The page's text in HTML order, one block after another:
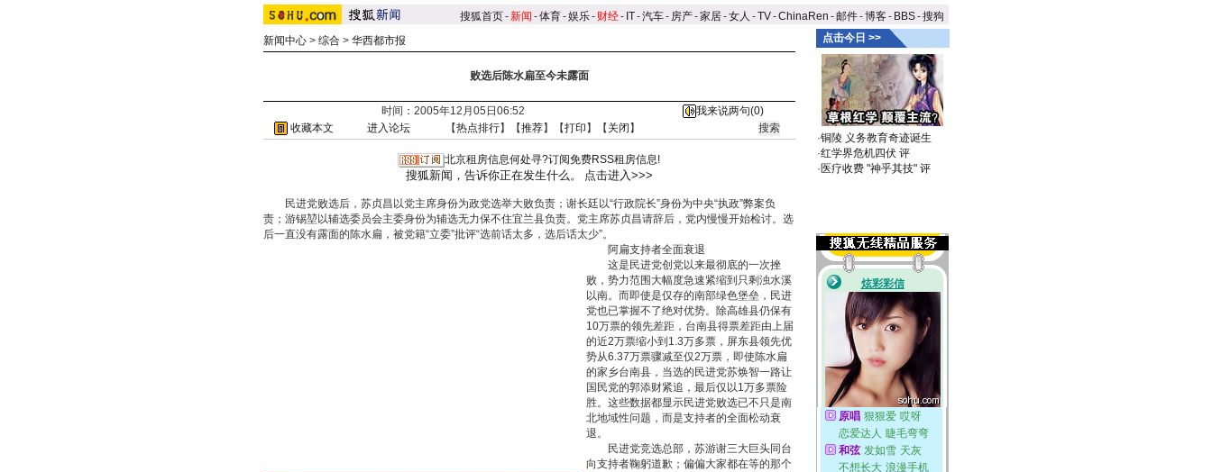
搜狐首页-新闻 -体育-娱乐- 财经- IT-汽车- 房产-家居-女人 -TV-ChinaRen -邮件-博客- BBS-搜狗
新闻中心> 综合> 华西都市报
败选后陈水扁至今未露面
时间：2005年12月05日06:52 我来说两句(0)
收藏本文
进入论坛 【热点排行】【推荐】【打印 】【 关闭 】
北京租房信息何处寻?订阅免费RSS租房信息!
搜狐新闻，告诉你正在发生什么。 点击进入>>>
民进党败选后，苏贞昌以党主席身份为政党选举大败负责；谢长廷以“行政院长”身份为中央“执政”弊案负
责；游锡堃以辅选委员会主委身份为辅选无力保不住宜兰县负责。党主席苏贞昌请辞后，党内慢慢开始检讨。选
后一直没有露面的陈水扁，被党籍“立委”批评“选前话太多，选后话太少”。
阿扁支持者全面衰退
这是民进党创党以来最彻底的一次挫
败，势力范围大幅度急速紧缩到只剩浊水溪
以南。而即使是仅存的南部绿色堡垒，民进
党也已掌握不了绝对优势。除高雄县仍保有
10万票的领先差距，台南县得票差距由上届
的近2万票缩小到1.3万多票，屏东县领先优
势从6.37万票骤减至仅2万票，即使陈水扁
的家乡台南县，当选的民进党苏焕智一路让
国民党的郭添财紧追，最后仅以1万多票险
胜。这些数据都显示民进党败选已不只是南
北地域性问题，而是支持者的全面松动衰
退。
民进党竞选总部，苏游谢三大巨头同台
向支持者鞠躬道歉；偏偏大家都在等的那个
点击今日 >>
·铜陵 义务教育奇迹诞生
·红学界危机四伏 评
· 医疗收费 "神乎其技" 评